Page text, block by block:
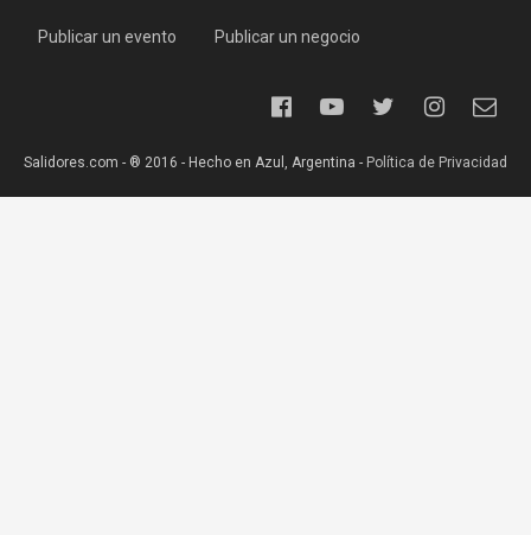
Publicar un evento Publicar un negocio
Salidores.com - ® 2016 - Hecho en Azul, Argentina - Política de Privacidad